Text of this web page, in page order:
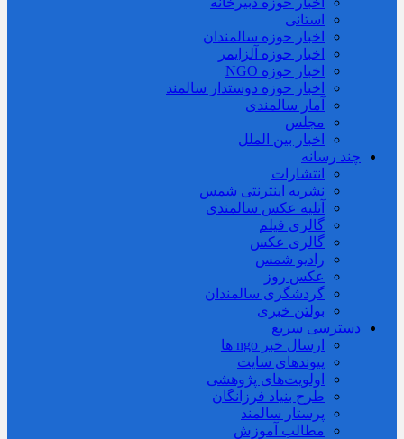
استانی
اخبار حوزه سالمندان
اخبار حوزه آلزايمر
اخبار حوزه NGO
اخبار حوزه دوستدار سالمند
آمار سالمندی
مجلس
اخبار بین الملل
چند رسانه
انتشارات
نشریه اینترنتی شمس
آتلیه عکس سالمندی
گالری فیلم
گالری عکس
رادیو شمس
عکس روز
گردشگری سالمندان
بولتن خبری
دسترسی سریع
ارسال خبر ngo ها
پیوندهای سایت
اولویت‌های پژوهشی
طرح بنیاد فرزانگان
پرستار سالمند
مطالب آموزش